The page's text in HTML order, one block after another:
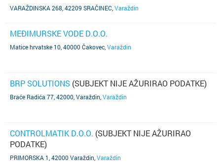
VARAŽDINSKA 268, 42209 SRAČINEC Varaždin
MEĐIMURSKE VODE D.O.O.
Matice hrvatske 10, 40000 Čakovec Varaždin
BRP SOLUTIONS (SUBJEKT NIJE AŽURIRAO PODATKE)
Braće Radića 77, 42000, Varaždin Varaždin
CONTROLMATIK D.O.O. (SUBJEKT NIJE AŽURIRAO
PODATKE)
PRIMORSKA 1, 42000 Varaždin Varaždin